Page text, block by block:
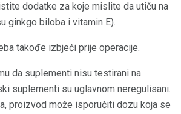
dodatke za koje mislite da utiču na
ginkgo biloba i vitamin E).
takođe izbjeći prije operacije.
da suplementi nisu testirani na
suplementi su uglavnom neregulisani.
proizvod može isporučiti dozu koja se